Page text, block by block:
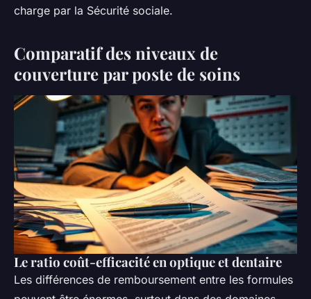
charge par la Sécurité sociale.
Comparatif des niveaux de
couverture par poste de soins
Le ratio coût-efficacité en optique et dentaire
Les différences de remboursement entre les formules